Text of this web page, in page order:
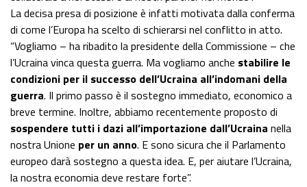
La decisa presa di posizione è infatti motivata dalla conferma
di come l’Europa ha scelto di schierarsi nel conflitto in atto.
“Vogliamo – ha ribadito la presidente della Commissione – che
l’Ucraina vinca questa guerra. Ma vogliamo anche stabilire le
condizioni per il successo dell’Ucraina all’indomani della
guerra. Il primo passo è il sostegno immediato, economico a
breve termine. Inoltre, abbiamo recentemente proposto di
sospendere tutti i dazi all’importazione dall’Ucraina nella
nostra Unione per un anno. E sono sicura che il Parlamento
europeo darà sostegno a questa idea. E, per aiutare l’Ucraina,
la nostra economia deve restare forte”.